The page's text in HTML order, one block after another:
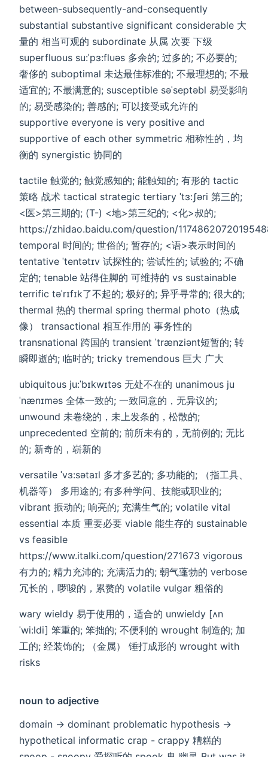
between-subsequently-and-consequently
substantial substantive significant considerable 大
量的 相当可观的 subordinate 从属 次要 下级
superfluous su:ˈpɜ:fluəs 多余的; 过多的; 不必要的;
奢侈的 suboptimal 未达最佳标准的; 不最理想的; 不最
适宜的; 不最满意的; susceptible səˈseptəbl 易受影响
的; 易受感染的; 善感的; 可以接受或允许的
supportive everyone is very positive and
supportive of each other symmetric 相称性的，均
衡的 synergistic 协同的
tactile 触觉的; 触觉感知的; 能触知的; 有形的 tactic
策略 战术 tactical strategic tertiary ˈtɜ:ʃəri 第三的;
<医>第三期的; (T-) <地>第三纪的; <化>叔的;
https://zhidao.baidu.com/question/
temporal 时间的; 世俗的; 暂存的; <语>表示时间的
tentative ˈtentətɪv 试探性的; 尝试性的; 试验的; 不确
定的; tenable 站得住脚的 可维持的 vs sustainable
terrific təˈrɪfɪk了不起的; 极好的; 异乎寻常的; 很大的;
thermal 热的 thermal spring thermal photo（热成
像） transactional 相互作用的 事务性的
transnational 跨国的 transient ˈtrænziənt短暂的; 转
瞬即逝的; 临时的; tricky tremendous 巨大 广大
ubiquitous ju:ˈbɪkwɪtəs 无处不在的 unanimous ju
ˈnænɪməs 全体一致的; 一致同意的，无异议的;
unwound 未卷绕的，未上发条的，松散的;
unprecedented 空前的; 前所未有的，无前例的; 无比
的; 新奇的，崭新的
versatile ˈvɜ:sətaɪl 多才多艺的; 多功能的; （指工具、
机器等） 多用途的; 有多种学问、技能或职业的;
vibrant 振动的; 响亮的; 充满生气的; volatile vital
essential 本质 重要必要 viable 能生存的 sustainable
vs feasible
https://www.italki.com/question/271673 vigorous
有力的; 精力充沛的; 充满活力的; 朝气蓬勃的 verbose
冗长的，啰唆的，累赘的 volatile vulgar 粗俗的
wary wieldy 易于使用的，适合的 unwieldy [ʌn
ˈwi:ldi] 笨重的; 笨拙的; 不便利的 wrought 制造的; 加
工的; 经装饰的; （金属） 锤打成形的 wrought with
risks
noun to adjective
domain -> dominant problematic hypothesis ->
hypothetical informatic crap - crappy 糟糕的